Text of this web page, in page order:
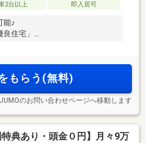
2台以上 即入居可
能♪
住宅」
もらう(無料)
のお問い合わせページへ移動します
典あり・頭金０円】月々9万